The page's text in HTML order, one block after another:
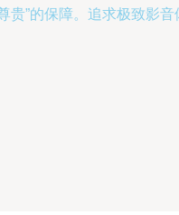
”的保障。追求极致影